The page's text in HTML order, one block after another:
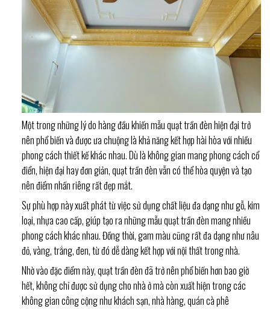
Một trong những lý do hàng đầu khiến mẫu quạt trần đèn hiện đại trở
nên phổ biến và được ưa chuộng là khả năng kết hợp hài hòa với nhiều
phong cách thiết kế khác nhau. Dù là không gian mang phong cách cổ
điển, hiện đại hay đơn giản, quạt trần đèn vẫn có thể hòa quyện và tạo
nên điểm nhấn riêng rất đẹp mắt.
Sự phù hợp này xuất phát từ việc sử dụng chất liệu đa dạng như gỗ, kim
loại, nhựa cao cấp, giúp tạo ra những mẫu quạt trần đèn mang nhiều
phong cách khác nhau. Đồng thời, gam màu cũng rất đa dạng như nâu
đỏ, vàng, trắng, đen, từ đó dễ dàng kết hợp với nội thất trong nhà.
Nhờ vào đặc điểm này, quạt trần đèn đã trở nên phổ biến hơn bao giờ
hết, không chỉ được sử dụng cho nhà ở mà còn xuất hiện trong các
không gian công cộng như khách sạn, nhà hàng, quán cà phê